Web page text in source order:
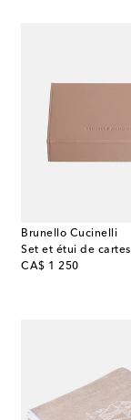
Brunello Cucinelli
CA$ 1 250
original price